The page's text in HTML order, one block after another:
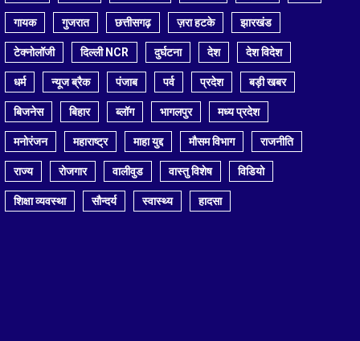
गायक गुजरात छत्तीसगढ़ ज़रा हटके झारखंड
टेक्नोलॉजी दिल्ली NCR दुर्घटना देश देश विदेश
धर्म न्यूज ब्रैक पंजाब पर्व प्रदेश बड़ी खबर
बिजनेस बिहार ब्लॉग भागलपुर मध्य प्रदेश
मनोरंजन महाराष्ट्र माहा युद्द मौसम विभाग राजनीति
राज्य रोजगार वालीवुड वास्तु विशेष विडियो
शिक्षा व्यवस्था सौन्दर्य स्वास्थ्य हादसा